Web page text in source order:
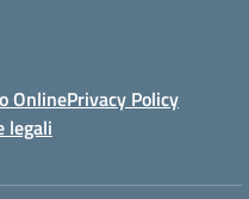
OnlinePrivacy Policy
legali